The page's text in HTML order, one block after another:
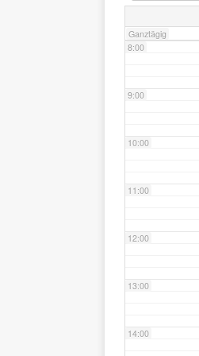
Ganztägig
8:00
9:00
10:00
11:00
12:00
13:00
14:00